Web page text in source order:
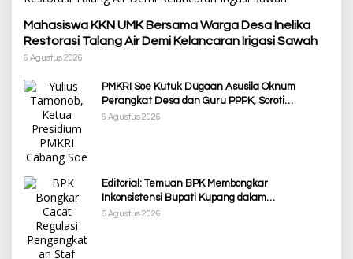
Mahasiswa KKN UMK Bersama Warga Desa Inelika
Restorasi Talang Air Demi Kelancaran Irigasi Sawah
6 Agustus 2026
PMKRI Soe Kutuk Dugaan Asusila Oknum
Perangkat Desa dan Guru PPPK, Soroti
Ketimpangan Penanganan Pemkab TTS
6 Agustus 2026
Editorial: Temuan BPK Membongkar
Inkonsistensi Bupati Kupang dalam
Menjalankan Regulasi
5 Agustus 2026